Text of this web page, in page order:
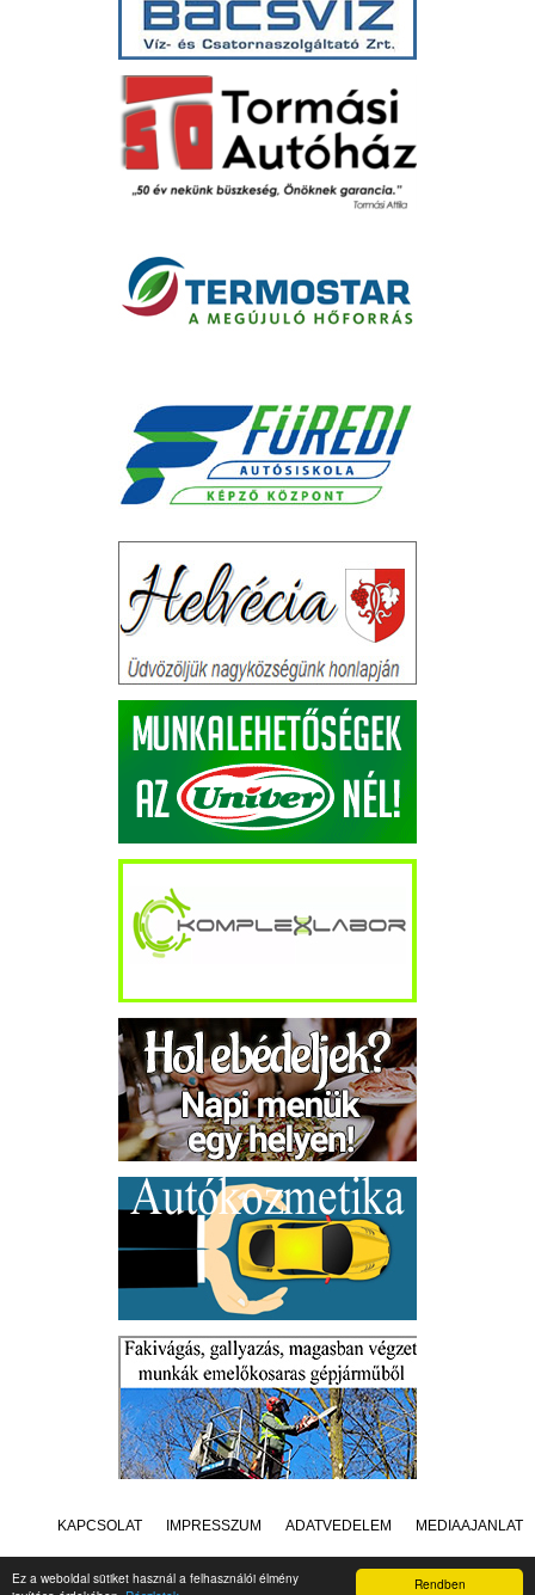
Rendben
Ez a weboldal sütiket használ a felhasználói élmény
KAPCSOLAT IMPRESSZUM ADATVÉDELEM MÉDIAAJÁNLAT